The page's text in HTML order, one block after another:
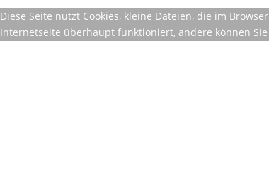
Diese Seite nutzt Cookies, kleine Dateien, die im
Internetseite überhaupt funktioniert, andere können